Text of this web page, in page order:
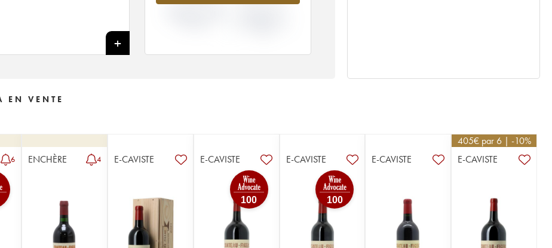
+
EN VENTE
6 ENCHÈRE 4 E-CAVISTE E-CAVISTE
100
E-CAVISTE
100
E-CAVISTE
405€ par 6 | -10%
E-CAVISTE